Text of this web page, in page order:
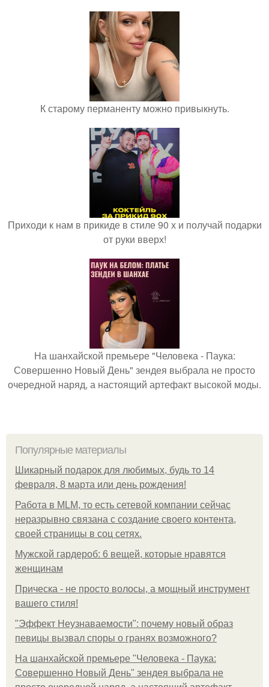
К старому перманенту можно привыкнуть.
Приходи к нам в прикиде в стиле 90 х и получай подарки
от руки вверх!
На шанхайской премьере "Человека - Паука:
Совершенно Новый День" зендея выбрала не просто
очередной наряд, а настоящий артефакт высокой моды.
Популярные материалы
Шикарный подарок для любимых, будь то 14
февраля, 8 марта или день рождения!
Работа в MLM, то есть сетевой компании сейчас
неразрывно связана с создание своего контента,
своей страницы в соц сетях.
Мужской гардероб: 6 вещей, которые нравятся
женщинам
Прическа - не просто волосы, а мощный инструмент
вашего стиля!
"Эффект Неузнаваемости": почему новый образ
певицы вызвал споры о гранях возможного?
На шанхайской премьере "Человека - Паука:
Совершенно Новый День" зендея выбрала не